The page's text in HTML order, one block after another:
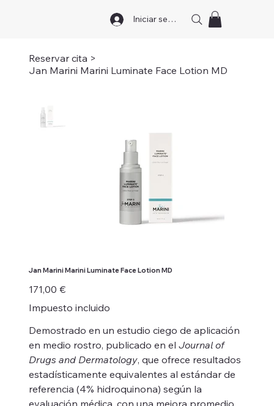
Iniciar sesión
Reservar cita >
Jan Marini Marini Luminate Face Lotion MD
Jan Marini Marini Luminate Face Lotion MD
Precio
171,00 €
Impuesto incluido
Demostrado en un estudio ciego de aplicación
en medio rostro, publicado en el Journal of
Drugs and Dermatology, que ofrece resultados
estadísticamente equivalentes al estándar de
referencia (4% hidroquinona) según la